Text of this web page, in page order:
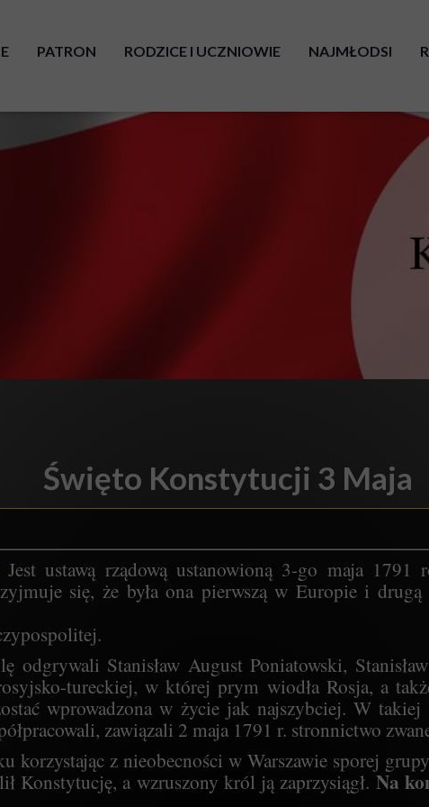
PATRON
AKT NADANIA IMIENIA
RODZICE I UCZNIOWIE
KONKURSY PRZEDMIOTOWE I OLIMPIADY
EGZAMIN ÓSMOKLASISTY W PANDEMII
NAJMŁODSI
ODDZIAŁY
KLASY I - III
INNOWACJE
PRAWA DZIECKA
COVID -
Święto Konstytucji 3 Maja
Jest ustawą rządową ustanowioną 3-go maja
się, że była ona pierwszą w Europie i
Stanisław August Poniatowski,
tureckiej, w której prym wiodła Rosja, a
wprowadzona w życie jak najszybciej. W
, zawiązali 2 maja 1791 r. stronnictwo
korzystając z nieobecności w Warszawie sporej
Konstytucję, a wzruszony król ją zaprzysiągł.Na